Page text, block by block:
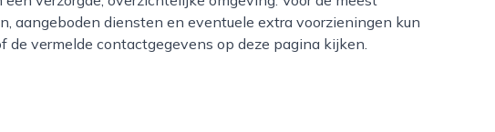
aangeboden diensten en eventuele extra voorzieningen kun
vermelde contactgegevens op deze pagina kijken.